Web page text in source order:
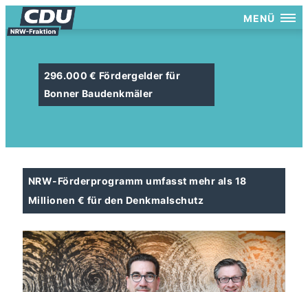
MENÜ
296.000 € Fördergelder für
Bonner Baudenkmäler
NRW-Förderprogramm umfasst mehr als 18
Millionen € für den Denkmalschutz